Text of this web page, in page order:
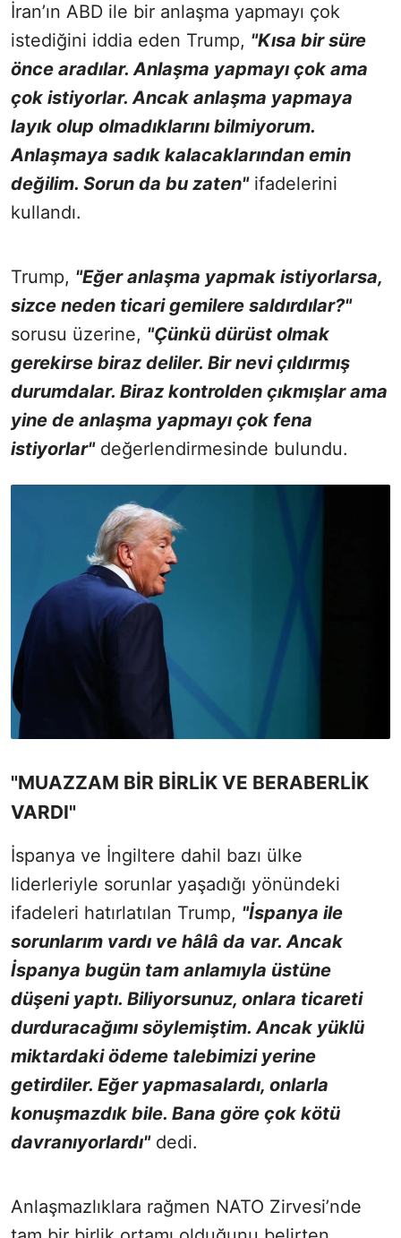
İran’ın ABD ile bir anlaşma yapmayı çok
istediğini iddia eden Trump, "Kısa bir süre
önce aradılar. Anlaşma yapmayı çok ama
çok istiyorlar. Ancak anlaşma yapmaya
layık olup olmadıklarını bilmiyorum.
Anlaşmaya sadık kalacaklarından emin
değilim. Sorun da bu zaten"ifadelerini
kullandı.
Trump, "Eğer anlaşma yapmak istiyorlarsa,
sizce neden ticari gemilere saldırdılar?"
sorusu üzerine, "Çünkü dürüst olmak
gerekirse biraz deliler. Bir nevi çıldırmış
durumdalar. Biraz kontrolden çıkmışlar ama
yine de anlaşma yapmayı çok fena
istiyorlar"değerlendirmesinde bulundu.
"MUAZZAM BİR BİRLİK VE BERABERLİK
VARDI"
İspanya ve İngiltere dahil bazı ülke
liderleriyle sorunlar yaşadığı yönündeki
ifadeleri hatırlatılan Trump, "İspanya ile
sorunlarım vardı ve hâlâ da var. Ancak
İspanya bugün tam anlamıyla üstüne
düşeni yaptı. Biliyorsunuz, onlara ticareti
durduracağımı söylemiştim. Ancak yüklü
miktardaki ödeme talebimizi yerine
getirdiler. Eğer yapmasalardı, onlarla
konuşmazdık bile. Bana göre çok kötü
davranıyorlardı"dedi.
Anlaşmazlıklara rağmen NATO Zirvesi’nde